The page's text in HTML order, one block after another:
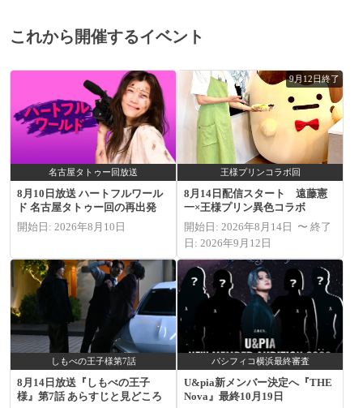
これから開催するイベント
名古屋タトゥー回放送
8月10日放送 ハートフルワール
ド 名古屋タトゥー回の再出発
開始日: 2026年8月10日
9月12日終了
王様プリンコラボ回
8月14日配信スタート 遠藤憲
一×王様プリン異色コラボ
開始日: 2026年8月14日 〜 終了
日: 2026年9月12日
しもべの王子様第7話
8月14日放送『しもべの王子
様』第7話 あらすじと見どころ
パシフィコ横浜最終審査
U&pia新メンバー決定へ『THE
Nova』最終10月19日